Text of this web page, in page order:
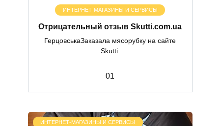
ИНТЕРНЕТ-МАГАЗИНЫ И СЕРВИСЫ
Отрицательный отзыв Skutti.com.ua
ГерцовськаЗаказала мясорубку на сайте
Skutti.
01
ИНТЕРНЕТ-МАГАЗИНЫ И СЕРВИСЫ